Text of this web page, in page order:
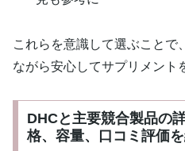
これらを意識して選ぶことで
ながら安心してサプリメント
DHCと主要競合製品の
格、容量、口コミ評価